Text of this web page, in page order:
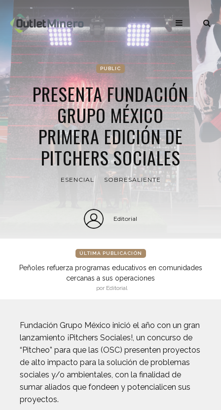
PUBLIC
PRESENTA FUNDACIÓN
GRUPO MÉXICO
PRIMERA EDICIÓN DE
PITCHERS SOCIALES
ESENCIAL SOBRESALIENTE
Editorial
ÚLTIMA PUBLICACIÓN
Peñoles refuerza programas educativos en comunidades
cercanas a sus operaciones
por Editorial
Fundación Grupo México inició el año con un gran
lanzamiento ¡Pitchers Sociales!, un concurso de
“Pitcheo” para que las (OSC) presenten proyectos
de alto impacto para la solución de problemas
sociales y/o ambientales, con la finalidad de
sumar aliados que fondeen y potencialicen sus
proyectos.